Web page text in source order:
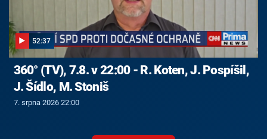
52:37
360° (TV), 7.8. v 22:00 - R. Koten, J. Pospíšil,
J. Šídlo, M. Stoniš
7. srpna 2026 22:00